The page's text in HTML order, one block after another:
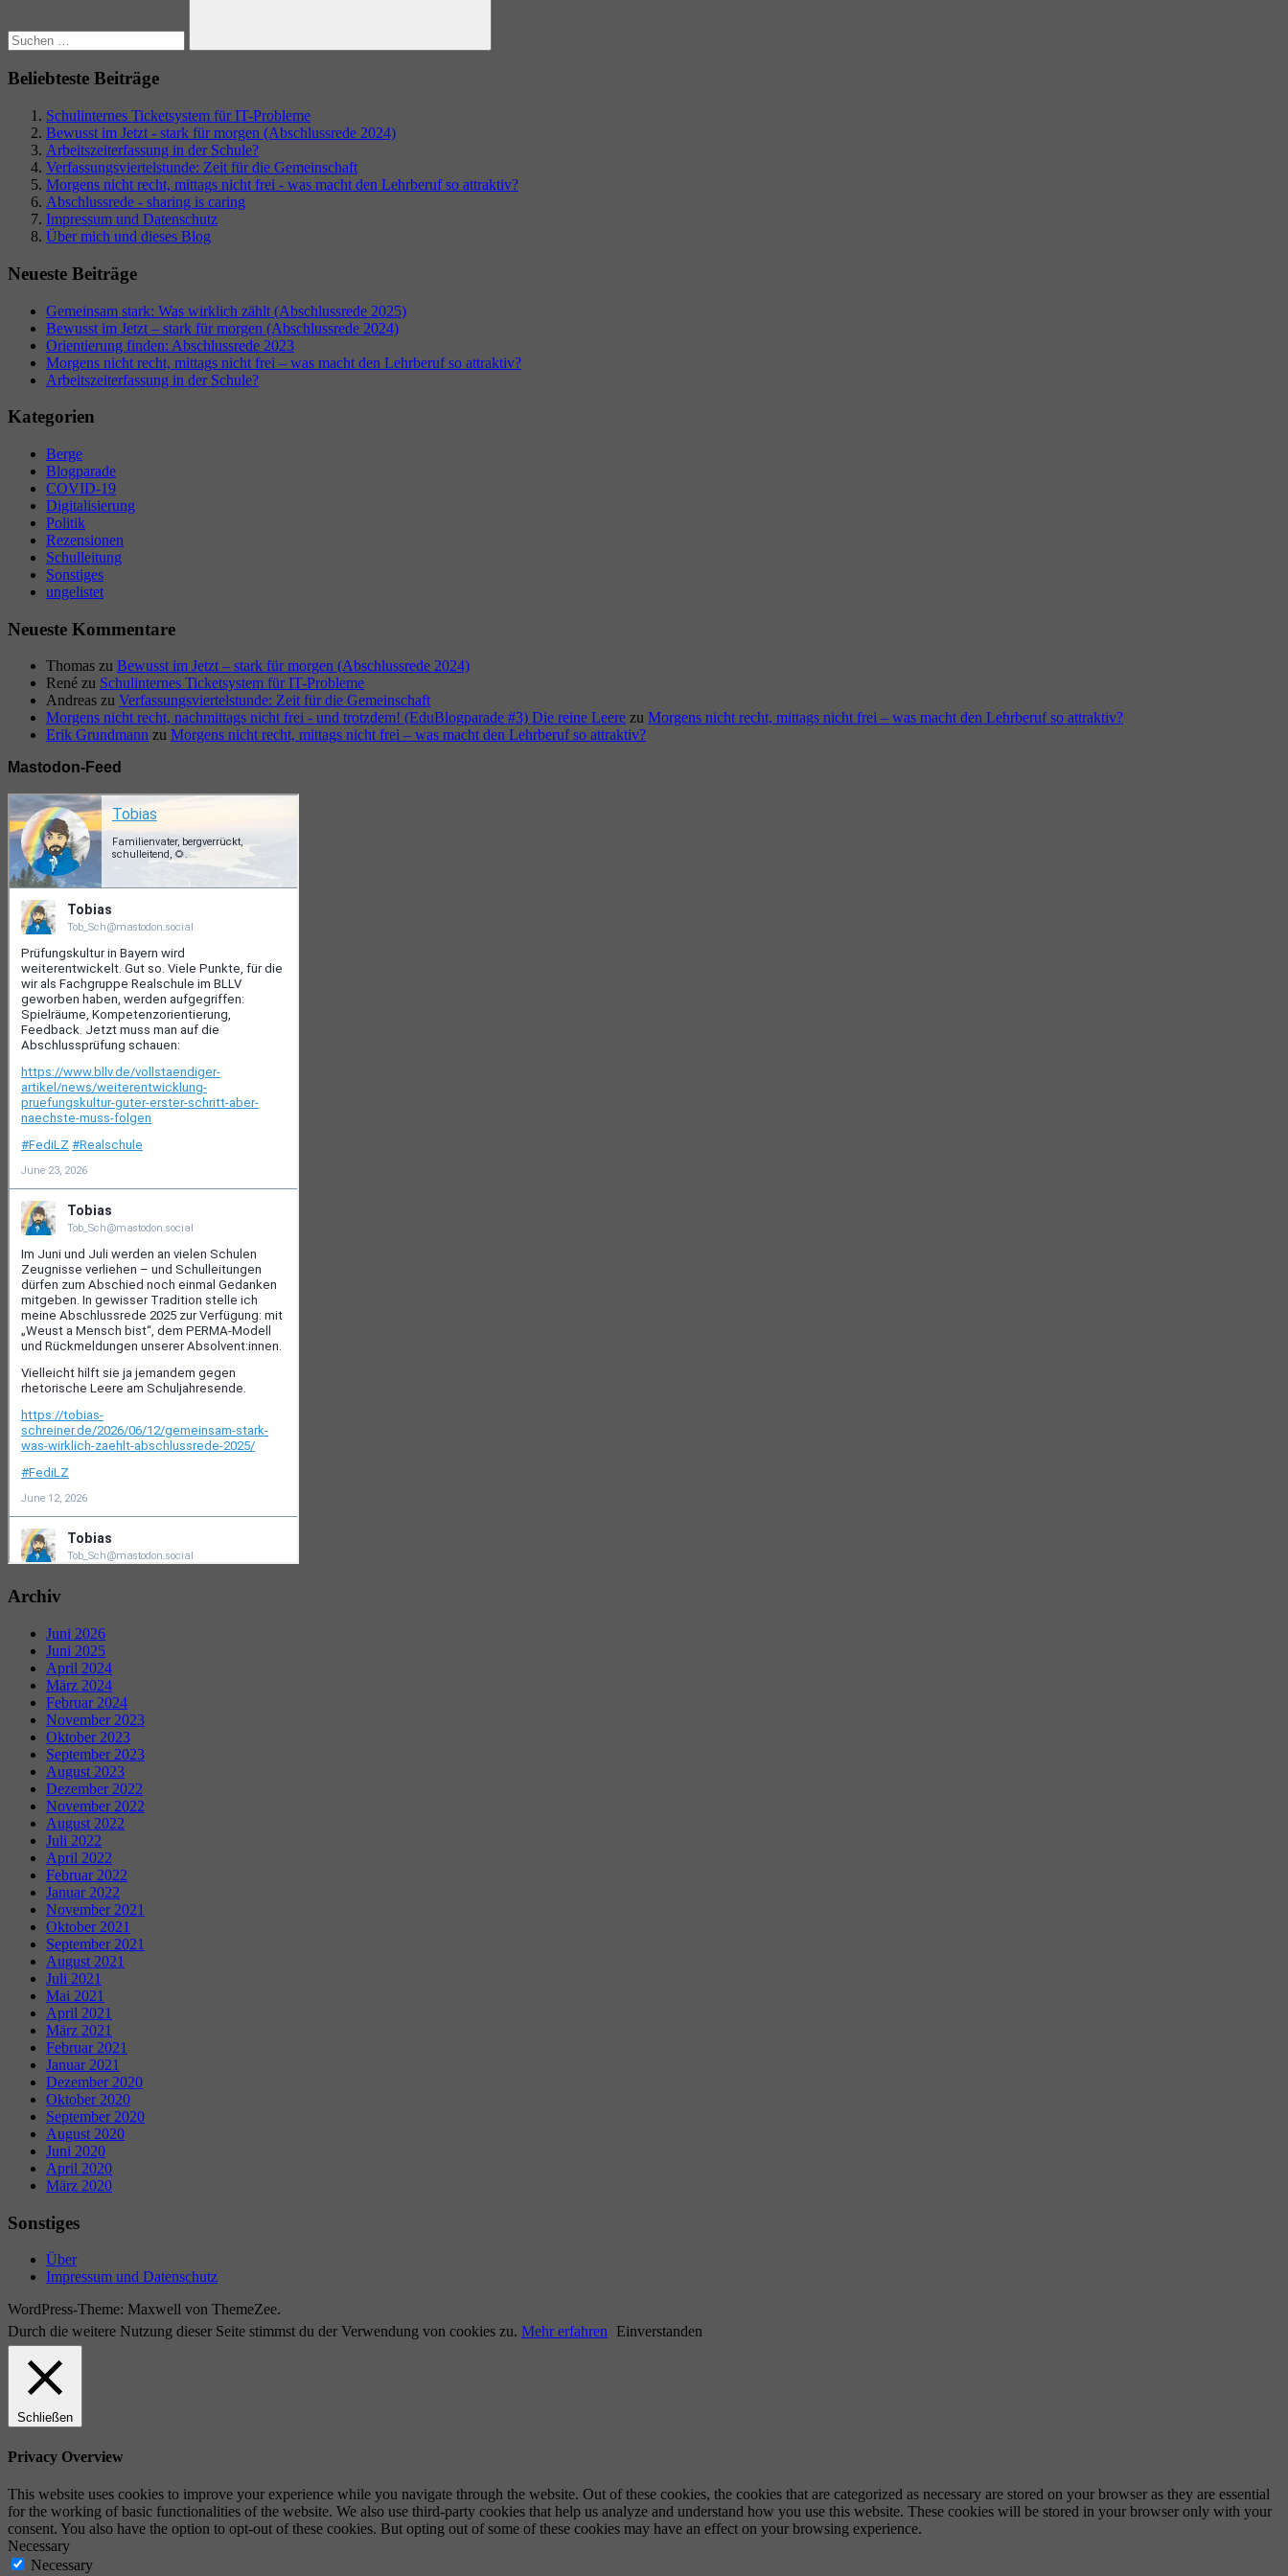
Suchen
Beliebteste Beiträge
Schulinternes Ticketsystem für IT-Probleme
Bewusst im Jetzt - stark für morgen (Abschlussrede 2024)
Arbeitszeiterfassung in der Schule?
Verfassungsviertelstunde: Zeit für die Gemeinschaft
Morgens nicht recht, mittags nicht frei - was macht den Lehrberuf so attraktiv?
Abschlussrede - sharing is caring
Impressum und Datenschutz
Über mich und dieses Blog
Neueste Beiträge
Gemeinsam stark: Was wirklich zählt (Abschlussrede 2025)
Bewusst im Jetzt – stark für morgen (Abschlussrede 2024)
Orientierung finden: Abschlussrede 2023
Morgens nicht recht, mittags nicht frei – was macht den Lehrberuf so attraktiv?
Arbeitszeiterfassung in der Schule?
Kategorien
Berge
Blogparade
COVID-19
Digitalisierung
Politik
Rezensionen
Schulleitung
Sonstiges
ungelistet
Neueste Kommentare
Thomas zu Bewusst im Jetzt – stark für morgen (Abschlussrede 2024)
René zu Schulinternes Ticketsystem für IT-Probleme
Andreas zu Verfassungsviertelstunde: Zeit für die Gemeinschaft
Morgens nicht recht, nachmittags nicht frei - und trotzdem! (EduBlogparade #3) Die reine Leere zu Morgens nicht recht, mittags nicht frei – was macht den Lehrberuf so attraktiv?
Erik Grundmann zu Morgens nicht recht, mittags nicht frei – was macht den Lehrberuf so attraktiv?
Mastodon-Feed
Archiv
Juni 2026
Juni 2025
April 2024
März 2024
Februar 2024
November 2023
Oktober 2023
September 2023
August 2023
Dezember 2022
November 2022
August 2022
Juli 2022
April 2022
Februar 2022
Januar 2022
November 2021
Oktober 2021
September 2021
August 2021
Juli 2021
Mai 2021
April 2021
März 2021
Februar 2021
Januar 2021
Dezember 2020
Oktober 2020
September 2020
August 2020
Juni 2020
April 2020
März 2020
Sonstiges
Über
Impressum und Datenschutz
WordPress-Theme: Maxwell von ThemeZee.
Durch die weitere Nutzung dieser Seite stimmst du der Verwendung von cookies zu. Mehr erfahren Einverstanden
Schließen
Privacy Overview
This website uses cookies to improve your experience while you navigate through the website. Out of these cookies, the cookies that are categorized as necessary are stored on your browser as they are essential
for the working of basic functionalities of the website. We also use third-party cookies that help us analyze and understand how you use this website. These cookies will be stored in your browser only with your
consent. You also have the option to opt-out of these cookies. But opting out of some of these cookies may have an effect on your browsing experience.
Necessary
Necessary